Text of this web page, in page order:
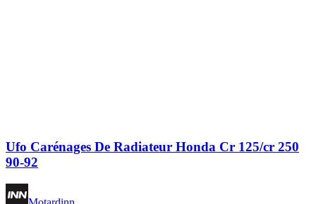
Ufo Carénages De Radiateur Honda Cr 125/cr 250
90-92